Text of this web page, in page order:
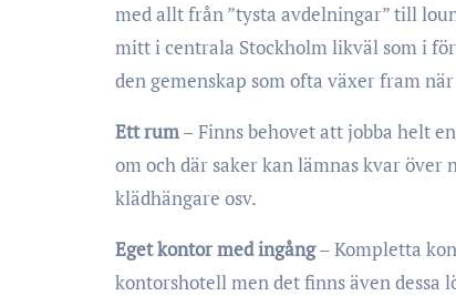
med allt från ”tysta avdelningar” till
mitt i centrala Stockholm likväl som i
den gemenskap som ofta växer fram
Ett rum– Finns behovet att jobba helt
om och där saker kan lämnas kvar
klädhängare osv.
Eget kontor med ingång– Kompletta
kontorshotell men det finns även dessa